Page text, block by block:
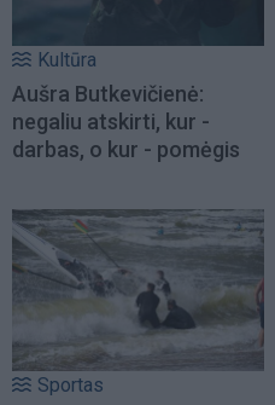
Kultūra
Aušra Butkevičienė:
negaliu atskirti, kur -
darbas, o kur - pomėgis
Sportas